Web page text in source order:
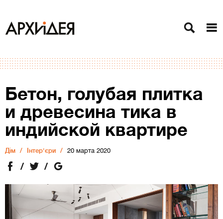
Бетон, голубая плитка
и древесина тика в
индийской квартире
Дiм Інтер'єри 20 марта 2020